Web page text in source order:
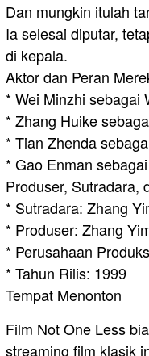
Dan mungkin itulah
Ia selesai diputar,
di kepala.
Aktor dan Peran
* Wei Minzhi sebagai
* Zhang Huike
* Tian Zhenda
* Gao Enman
Produser, Sutradara,
* Sutradara: Zhang
* Produser: Zhang
* Perusahaan
* Tahun Rilis: 1999
Tempat Menonton
Film Not One Less
streaming film klasik